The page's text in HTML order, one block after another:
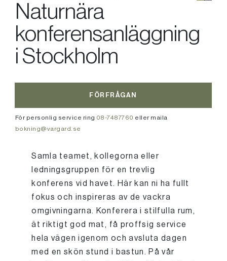
Naturnära
konferensanläggning
i Stockholm
FÖRFRÅGAN
För personlig service ring 08-7487760 eller maila
bokning@vargard.se
Samla teamet, kollegorna eller
ledningsgruppen för en trevlig
konferens vid havet. Här kan ni ha fullt
fokus och inspireras av de vackra
omgivningarna. Konferera i stilfulla rum,
ät riktigt god mat, få proffsig service
hela vägen igenom och avsluta dagen
med en skön stund i bastun. På vår